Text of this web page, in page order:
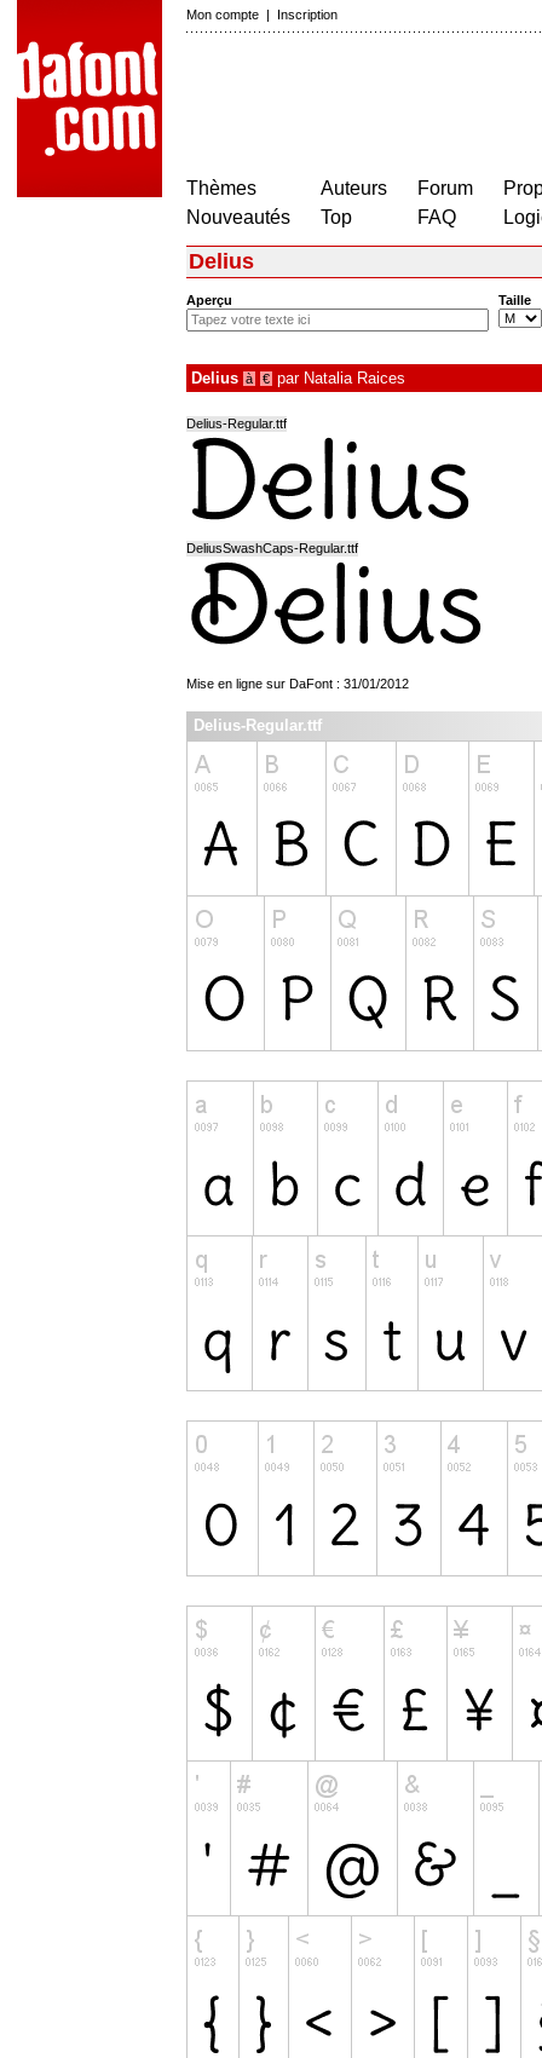
Mon compte | Inscription
Thèmes
Nouveautés
Auteurs
Top
Forum
FAQ
Delius
Aperçu Taille
Delius à € par Natalia Raices
Delius-Regular.ttf
DeliusSwashCaps-Regular.ttf
Mise en ligne sur DaFont : 31/01/2012
Delius-Regular.ttf